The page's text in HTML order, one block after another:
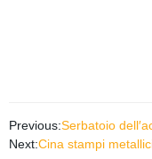
Previous:Serbatoio
Next:Cina stampi